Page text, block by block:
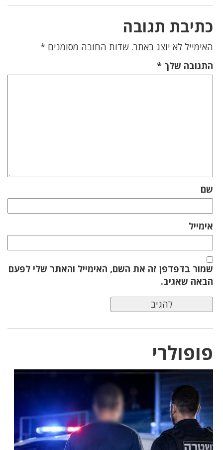
כתיבת תגובה
האימייל לא יוצג באתר. שדות החובה מסומנים *
התגובה שלך *
שם
אימייל
שמור בדפדפן זה את השם, האימייל והאתר שלי לפעם
הבאה שאגיב.
פופולרי